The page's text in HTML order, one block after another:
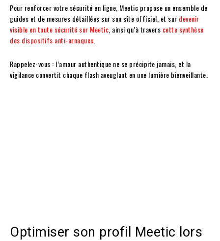
Pour renforcer votre sécurité en ligne, Meetic propose un ensemble de
guides et de mesures détaillées sur son site officiel, et sur devenir
visible en toute sécurité sur Meetic , ainsi qu’à travers cette synthèse
des dispositifs anti-arnaques
Rappelez-vous : l’amour authentique ne se précipite jamais, et la
vigilance convertit chaque flash aveuglant en une lumière bienveillante.
Optimiser son profil Meetic lors